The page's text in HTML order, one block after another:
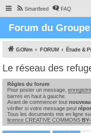
Smartfeed FAQ
Forum du
GONm FORUM
Le réseau des
Règles du forum
Pour poster un message,
barres en haut à gauche.
Avant de commencer tout nouveau
vérifier si votre message peut
Tous les documents mis en ligne
licence CREATIVE COMMONS